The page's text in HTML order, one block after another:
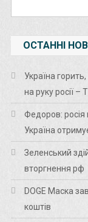
ОСТАННІ
Україна
на руку росії –
Федоров: росія
Україна
Зеленський
вторгнення рф
DOGE Маска
коштів